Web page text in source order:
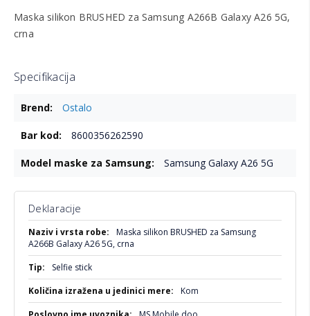
Maska silikon BRUSHED za Samsung A266B Galaxy A26 5G,
crna
Specifikacija
informacijaOstalo
8600356262590
Samsung Galaxy A26 5G
Deklaracije
Više
informacija
Maska silikon BRUSHED za Samsung
A266B Galaxy A26 5G, crna
Selfie stick
Kom